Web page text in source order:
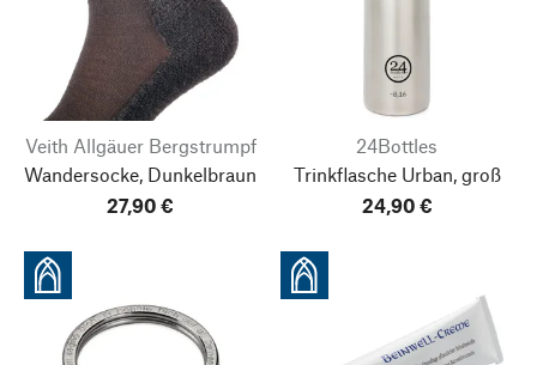
Veith Allgäuer Bergstrumpf
Wandersocke, Dunkelbraun
27,90 €
24Bottles
Trinkflasche Urban, groß
24,90 €